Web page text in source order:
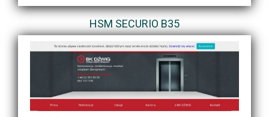
HSM SECURIO B35